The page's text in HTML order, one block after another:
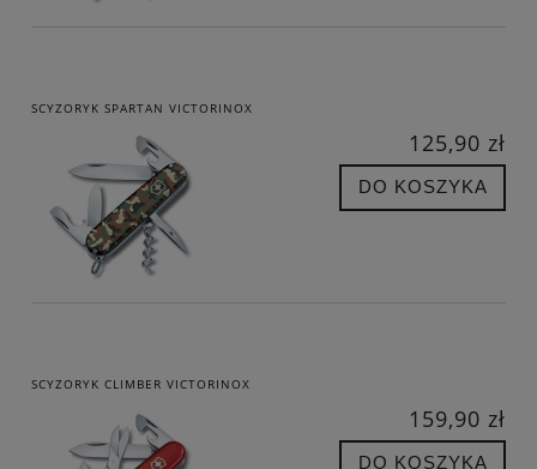
SCYZORYK SPARTAN VICTORINOX
125,90 zł
DO KOSZYKA
SCYZORYK CLIMBER VICTORINOX
159,90 zł
DO KOSZYKA